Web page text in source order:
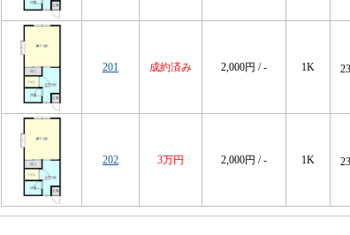
201 成約済み 2,000円 / - 1K
202 3万円 2,000円 / - 1K